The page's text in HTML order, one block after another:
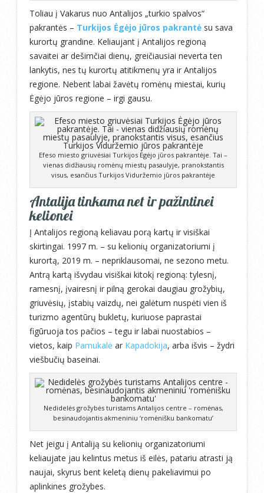
Toliau į Vakarus nuo Antalijos „turkio spalvos“
pakrantės – Turkijos Ėgėjo jūros pakrantė su sava
kurortų grandine. Keliaujant į Antalijos regioną
savaitei ar dešimčiai dienų, greičiausiai neverta ten
lankytis, nes tų kurortų atitikmenų yra ir Antalijos
regione. Nebent labai žavėtų romėnų miestai, kurių
Ėgėjo jūros regione – irgi gausu.
Efeso miesto griuvėsiai Turkijos Ėgėjo jūros pakrantėje. Tai –
vienas didžiausių romėnų miestų pasaulyje, pranokstantis
visus, esančius Turkijos Viduržemio jūros pakrantėje
Antalija tinkama net ir pažintinei
kelionei
Į Antalijos regioną keliavau porą kartų ir visiškai
skirtingai. 1997 m. – su kelionių organizatoriumi į
kurortą, 2019 m. – nepriklausomai, ne sezono metu.
Antrą kartą išvydau visiškai kitokį regioną: tylesnį,
ramesnį, įvairesnį ir pilną gerokai daugiau grožybių,
griuvėsių, įstabių vaizdų, nei galėtum nuspėti vien iš
turizmo agentūrų bukletų, kuriuose paprastai
figūruoja tos pačios – tegu ir labai nuostabios –
vietos, kaip Pamukalė ar Kapadokija, arba išvis – žydri
viešbučių baseinai.
Nedidelės grožybės turistams Antalijos centre – romėnas,
besinaudojantis akmeniniu ‘romėnišku bankomatu’
Net jeigu į Antaliją su kelionių organizatoriumi
keliaujate jau kelintus metus iš eilės, patariu atrasti ją
naujai, skyrus bent keletą dienų pakeliavimui po
aplinkines grožybes.